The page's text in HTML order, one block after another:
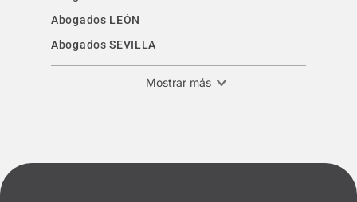
Abogados LEÓN
Abogados SEVILLA
Mostrar más